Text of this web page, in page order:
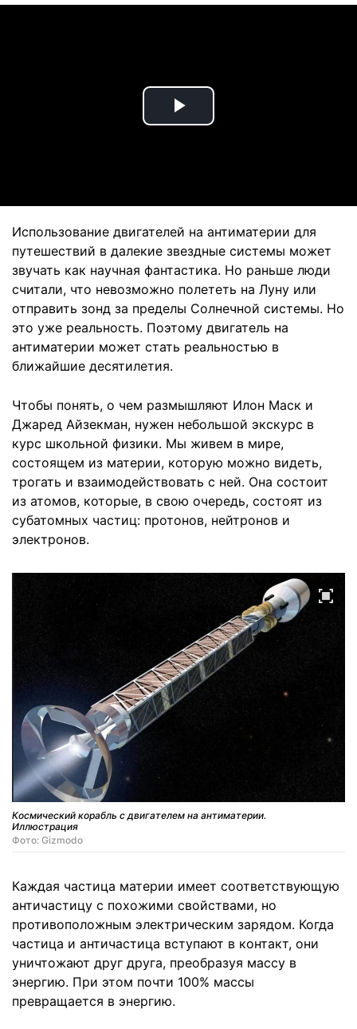
Play
Использование двигателей на антиматерии для
путешествий в далекие звездные системы может
звучать как научная фантастика. Но раньше люди
считали, что невозможно полететь на Луну или
отправить зонд за пределы Солнечной системы. Но
это уже реальность. Поэтому двигатель на
антиматерии может стать реальностью в
ближайшие десятилетия.
Чтобы понять, о чем размышляют Илон Маск и
Джаред Айзекман, нужен небольшой экскурс в
курс школьной физики. Мы живем в мире,
состоящем из материи, которую можно видеть,
трогать и взаимодействовать с ней. Она состоит
из атомов, которые, в свою очередь, состоят из
субатомных частиц: протонов, нейтронов и
электронов.
Космический корабль с двигателем на антиматерии.
Иллюстрация
Фото: Gizmodo
Каждая частица материи имеет соответствующую
античастицу с похожими свойствами, но
противоположным электрическим зарядом. Когда
частица и античастица вступают в контакт, они
уничтожают друг друга, преобразуя массу в
энергию. При этом почти 100% массы
превращается в энергию.